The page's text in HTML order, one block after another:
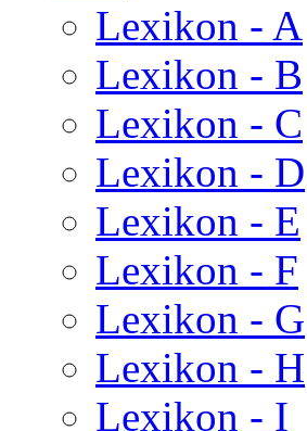
Lexikon - A
Lexikon - B
Lexikon - C
Lexikon - D
Lexikon - E
Lexikon - F
Lexikon - G
Lexikon - H
Lexikon - I